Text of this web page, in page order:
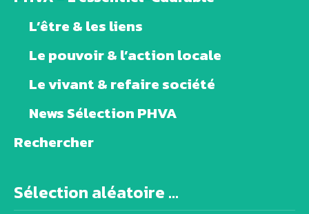
L’être & les liens
Le pouvoir & l’action locale
Le vivant & refaire société
News Sélection PHVA
Rechercher
Sélection aléatoire ...